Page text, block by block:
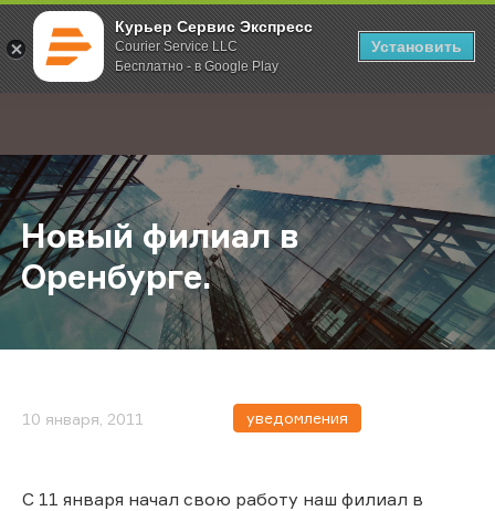
Курьер Сервис Экспресс
Courier Service LLC
Бесплатно - в Google Play
Установить
; Главная О компании Новости Новый филиал в Оренбурге.
Новый филиал в
Оренбурге.
10 января, 2011 уведомления
С 11 января начал свою работу наш филиал в